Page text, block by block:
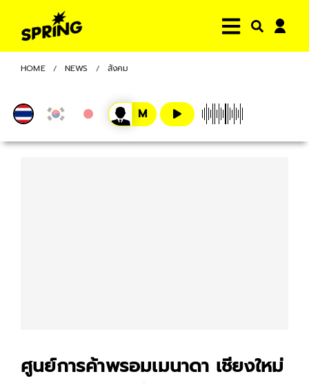
HOME NEWS สังคม
ศูนย์การค้าพรอมเมนาดา เชียงใหม่